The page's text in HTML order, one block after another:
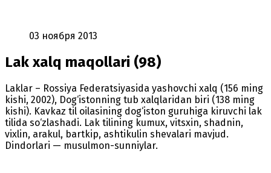
03 ноября 2013
Lak xalq maqollari (98)
Laklar – Rossiya Federatsiyasida yashovchi xalq (156 ming
kishi, 2002), Dog‘istonning tub xalqlaridan biri (138 ming
kishi). Kavkaz til oilasining dog‘iston guruhiga kiruvchi lak
tilida so‘zlashadi. Lak tilining kumux, vitsxin, shadnin,
vixlin, arakul, bartkip, ashtikulin shevalari mavjud.
Dindorlari — musulmon-sunniylar.